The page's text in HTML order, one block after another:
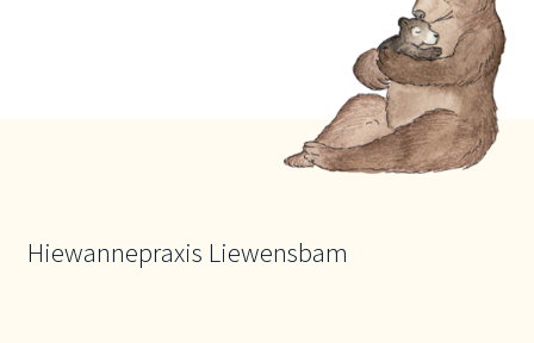
Hiewannepraxis Liewensbam